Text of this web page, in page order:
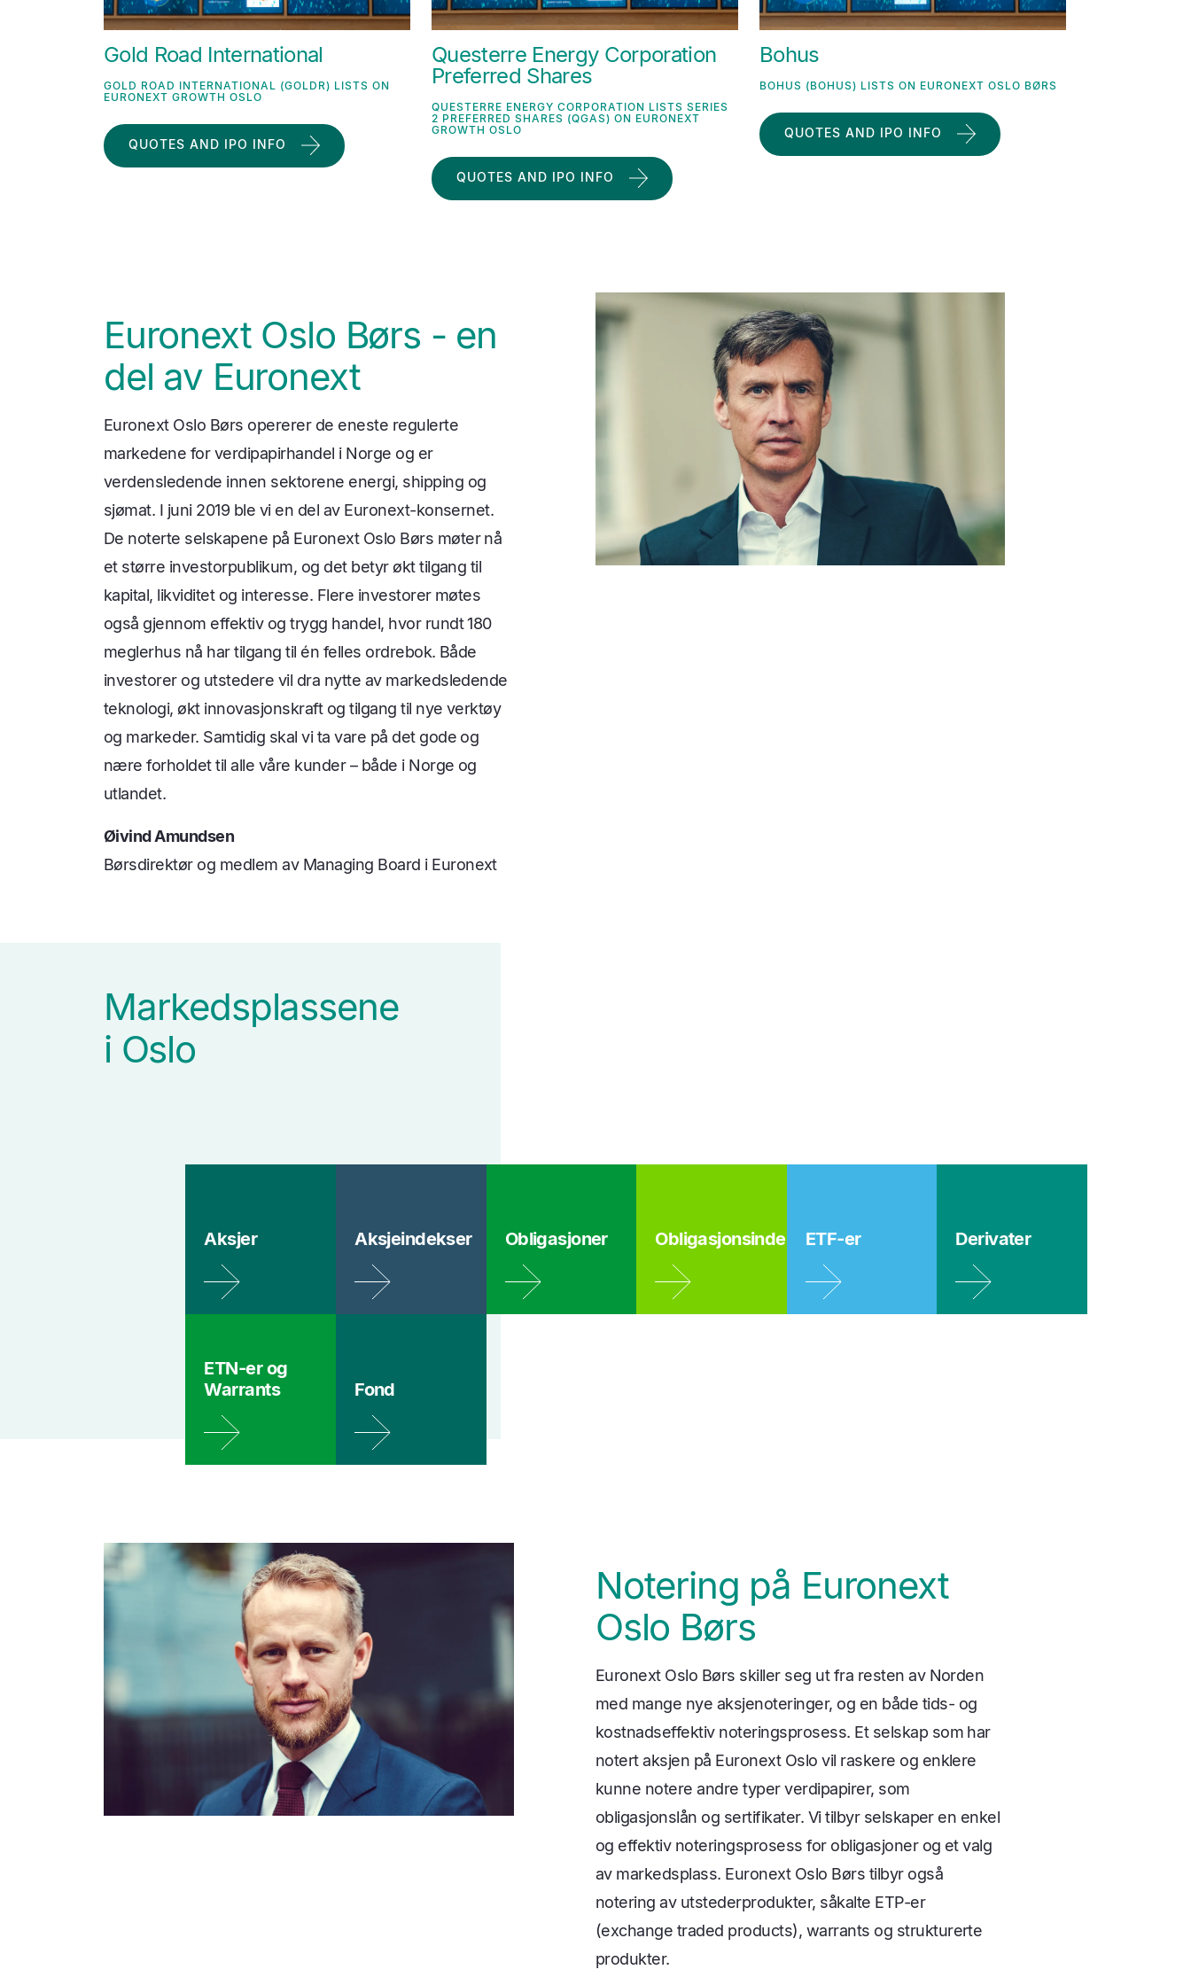
Gold Road International
GOLD ROAD INTERNATIONAL (GOLDR) LISTS ON
EURONEXT GROWTH OSLO
QUOTES AND IPO INFO
Questerre Energy Corporation
Preferred Shares
QUESTERRE ENERGY CORPORATION LISTS SERIES
2 PREFERRED SHARES (QGAS) ON EURONEXT
GROWTH OSLO
QUOTES AND IPO INFO
Bohus
BOHUS (BOHUS) LISTS ON EURONEXT OSLO BØRS
QUOTES AND IPO INFO
Euronext Oslo Børs - en
del av Euronext
Euronext Oslo Børs opererer de eneste regulerte
markedene for verdipapirhandel i Norge og er
verdensledende innen sektorene energi, shipping og
sjømat. I juni 2019 ble vi en del av Euronext-konsernet.
De noterte selskapene på Euronext Oslo Børs møter nå
et større investorpublikum, og det betyr økt tilgang til
kapital, likviditet og interesse. Flere investorer møtes
også gjennom effektiv og trygg handel, hvor rundt 180
meglerhus nå har tilgang til én felles ordrebok. Både
investorer og utstedere vil dra nytte av markedsledende
teknologi, økt innovasjonskraft og tilgang til nye verktøy
og markeder. Samtidig skal vi ta vare på det gode og
nære forholdet til alle våre kunder – både i Norge og
utlandet.
Øivind Amundsen
Børsdirektør og medlem av Managing Board i Euronext
Markedsplassene
i Oslo
Aksjer Aksjeindekser Obligasjoner ObligasjonsindekserETF-er Derivater
ETN-er og
Warrants
Fond
media
Notering på Euronext
Oslo Børs
Euronext Oslo Børs skiller seg ut fra resten av Norden
med mange nye aksjenoteringer, og en både tids- og
kostnadseffektiv noteringsprosess. Et selskap som har
notert aksjen på Euronext Oslo vil raskere og enklere
kunne notere andre typer verdipapirer, som
obligasjonslån og sertifikater. Vi tilbyr selskaper en enkel
og effektiv noteringsprosess for obligasjoner og et valg
av markedsplass. Euronext Oslo Børs tilbyr også
notering av utstederprodukter, såkalte ETP-er
(exchange traded products), warrants og strukturerte
produkter.